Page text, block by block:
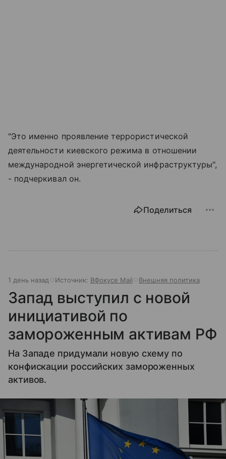
"Это именно проявление террористической
деятельности киевского режима в отношении
международной энергетической инфраструктуры",
- подчеркивал он.
Поделиться
1 день назад Источник: ВФокусе Mail Внешняя политика
Запад выступил с новой
инициативой по
замороженным активам РФ
На Западе придумали новую схему по
конфискации российских замороженных
активов.